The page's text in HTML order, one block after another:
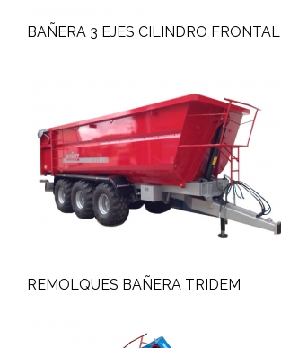
BAÑERA 3 EJES CILINDRO FRONTAL
REMOLQUES BAÑERA TRIDEM